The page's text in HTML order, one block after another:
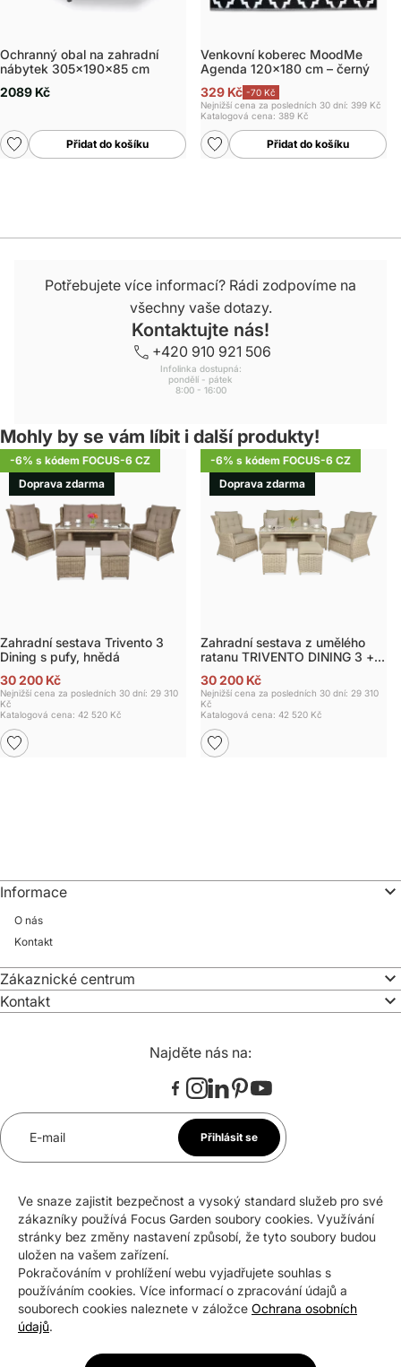
Ochranný obal na zahradní
nábytek 305x190x85 cm
2089 Kč
Přidat do košíku
Venkovní koberec MoodMe
Agenda 120x180 cm – černý
329 Kč -70 Kč
Nejnižší cena za posledních 30 dní: 399 Kč
Katalogová cena: 389 Kč
Přidat do košíku
Potřebujete více informací? Rádi zodpovíme na
všechny vaše dotazy.
Kontaktujte nás!
+420 910 921 506
Infolinka dostupná:
pondělí - pátek
8:00 - 16:00
Mohly by se vám líbit i další produkty!
-6% s kódem FOCUS-6 CZ
Doprava zdarma
Zahradní sestava Trivento 3
Dining s pufy, hnědá
30 200 Kč
Nejnižší cena za posledních 30 dní: 29 310
Kč
Katalogová cena: 42 520 Kč
-6% s kódem FOCUS-6 CZ
Doprava zdarma
Zahradní sestava z umělého
ratanu TRIVENTO DINING 3 +
30 200 Kč
Nejnižší cena za posledních 30 dní: 29 310
Kč
Katalogová cena: 42 520 Kč
Informace
O nás
Kontakt
Zákaznické centrum
Kontakt
Najděte nás na:
E-mail Přihlásit se
mailovou adresu. Svůj souhlas mohu kdykoli odvolat.
Certifikáty a ocenění
Ve snaze zajistit bezpečnost a vysoký standard služeb pro své
zákazníky používá Focus Garden soubory cookies. Využívání
stránky bez změny nastavení způsobí, že tyto soubory budou
uložen na vašem zařízení.
Pokračováním v prohlížení webu vyjadřujete souhlas s
používáním cookies. Více informací o zpracování údajů a
souborech cookies naleznete v záložce Ochrana osobních
údajů.